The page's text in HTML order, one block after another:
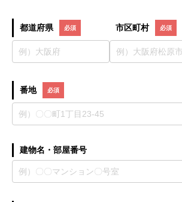
都道府県 市区町村
番地
建物名・部屋番号